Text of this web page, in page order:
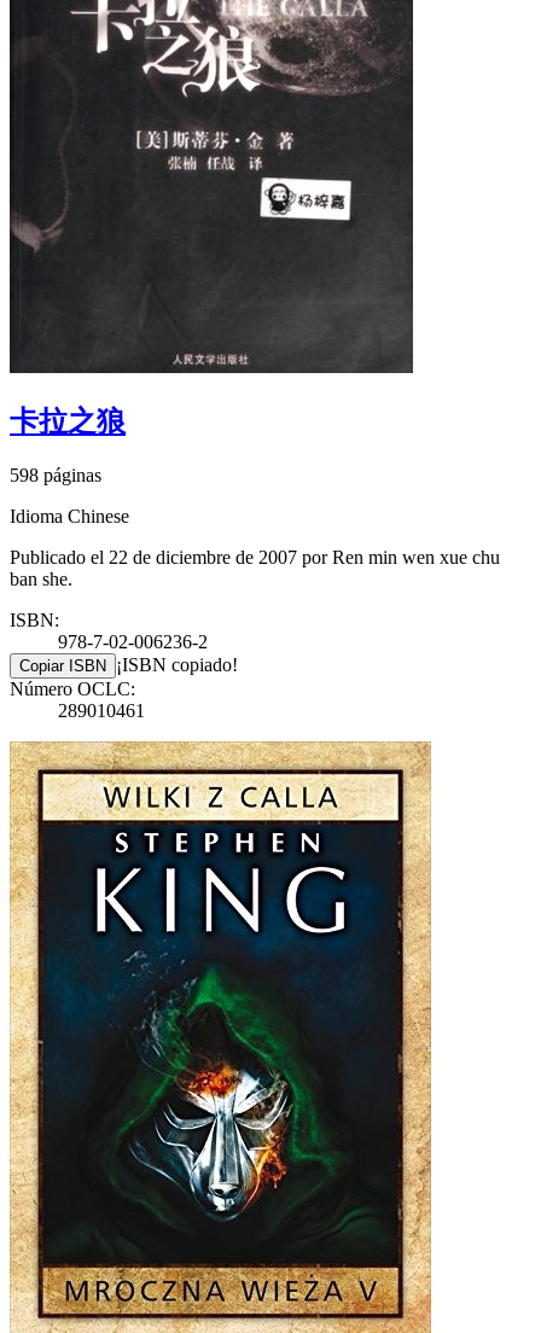
卡拉之狼
598 páginas
Idioma Chinese
Publicado el 22 de diciembre de 2007 por Ren min wen xue chu
ban she.
ISBN:
978-7-02-006236-2
Copiar ISBN
¡ISBN copiado!
Número OCLC:
289010461